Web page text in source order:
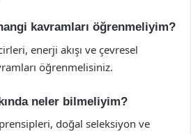
kavramları öğrenmeliyim?
enerji akışı ve çevresel
öğrenmelisiniz.
neler bilmeliyim?
doğal seleksiyon ve